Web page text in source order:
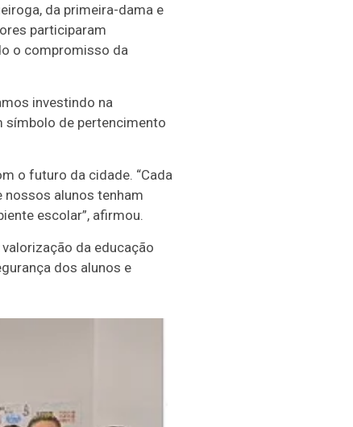
da primeira-dama e
participaram
o compromisso da
investindo na
símbolo de pertencimento
o futuro da cidade. “Cada
nossos alunos tenham
escolar”, afirmou.
da educação
dos alunos e